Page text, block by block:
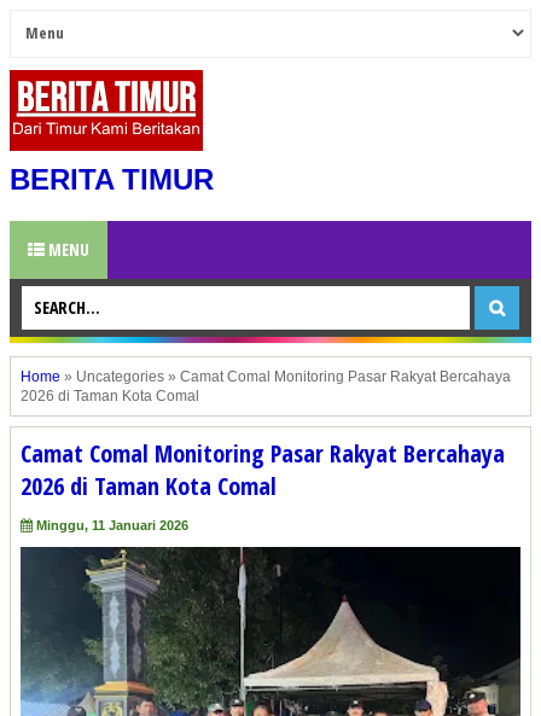
BERITA TIMUR
MENU
Home » Uncategories » Camat Comal Monitoring Pasar Rakyat Bercahaya
2026 di Taman Kota Comal
Camat Comal Monitoring Pasar Rakyat Bercahaya
2026 di Taman Kota Comal
Minggu, 11 Januari 2026